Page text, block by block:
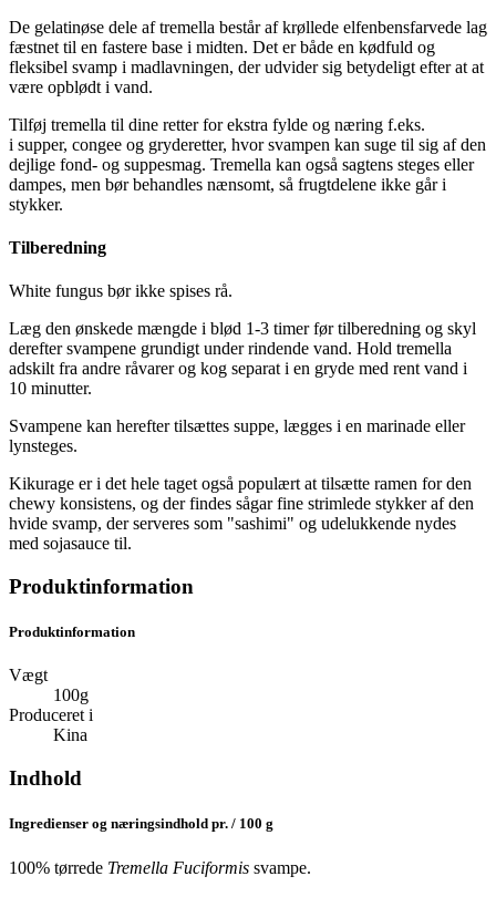
De gelatinøse dele af tremella består af krøllede elfenbensfarvede lag
fæstnet til en fastere base i midten. Det er både en kødfuld og
fleksibel svamp i madlavningen, der udvider sig betydeligt efter at at
være opblødt i vand.
Tilføj tremella til dine retter for ekstra fylde og næring f.eks.
i supper, congee og gryderetter, hvor svampen kan suge til sig af den
dejlige fond- og suppesmag. Tremella kan også sagtens steges eller
dampes, men bør behandles nænsomt, så frugtdelene ikke går i
stykker.
Tilberedning
White fungus bør ikke spises rå.
Læg den ønskede mængde i blød 1-3 timer før tilberedning og skyl
derefter svampene grundigt under rindende vand. Hold tremella
adskilt fra andre råvarer og kog separat i en gryde med rent vand i
10 minutter.
Svampene kan herefter tilsættes suppe, lægges i en marinade eller
lynsteges.
Kikurage er i det hele taget også populært at tilsætte ramen for den
chewy konsistens, og der findes sågar fine strimlede stykker af den
hvide svamp, der serveres som "sashimi" og udelukkende nydes
med sojasauce til.
Produktinformation
Produktinformation
Vægt
100g
Produceret i
Kina
Indhold
Ingredienser og næringsindhold pr. / 100 g
100% tørrede Tremella Fuciformis svampe.